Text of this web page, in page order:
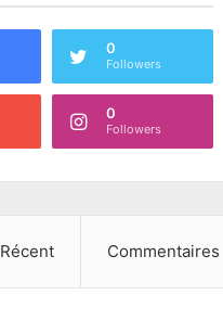
0
Followers
0
Followers
Récent Commentaires